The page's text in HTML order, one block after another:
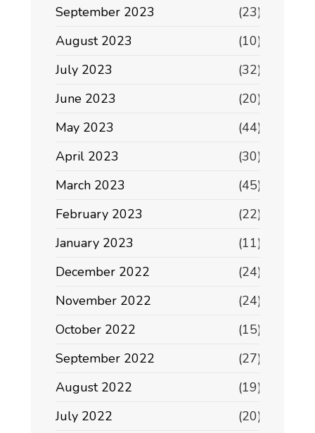
September 2023
(23)
August 2023
(10)
July 2023
(32)
June 2023
(20)
May 2023
(44)
April 2023
(30)
March 2023
(45)
February 2023
(22)
January 2023
(11)
December 2022
(24)
November 2022
(24)
October 2022
(15)
September 2022
(27)
August 2022
(19)
July 2022
(20)